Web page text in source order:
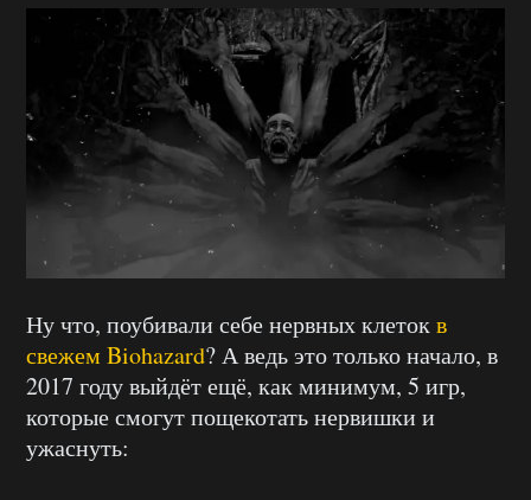
Ну что, поубивали себе нервных клетокв
свежем Biohazard? А ведь это только начало, в
2017 году выйдёт ещё, как минимум, 5 игр,
которые смогут пощекотать нервишки и
ужаснуть: